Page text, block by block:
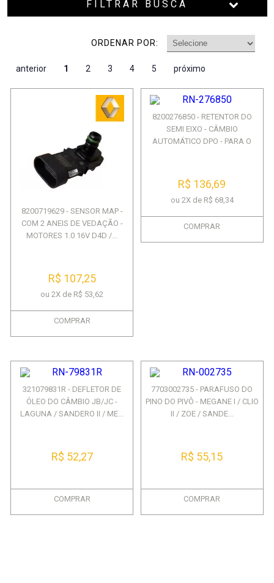
FILTRAR BUSCA
ORDENAR POR:
anterior 1 2 3 4 5 próximo
8200719629 - SENSOR MAP -
COM 2 ANEIS DE VEDAÇÃO -
MOTORES 1.0 16V D4D /...
R$ 107,25
ou 2X de R$ 53,62
COMPRAR
8200276850 - RETENTOR DO
SEMI EIXO - CÂMBIO
AUTOMÁTICO DPO - PARA O
R$ 136,69
ou 2X de R$ 68,34
COMPRAR
321079831R - DEFLETOR DE
ÓLEO DO CÂMBIO JB/JC -
LAGUNA / SANDERO II / ME...
R$ 52,27
COMPRAR
7703002735 - PARAFUSO DO
PINO DO PIVÔ - MEGANE I / CLIO
II / ZOE / SANDE...
R$ 55,15
COMPRAR